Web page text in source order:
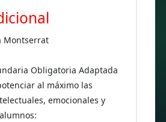
Montserrat
Obligatoria Adaptada
al máximo las
emocionales y